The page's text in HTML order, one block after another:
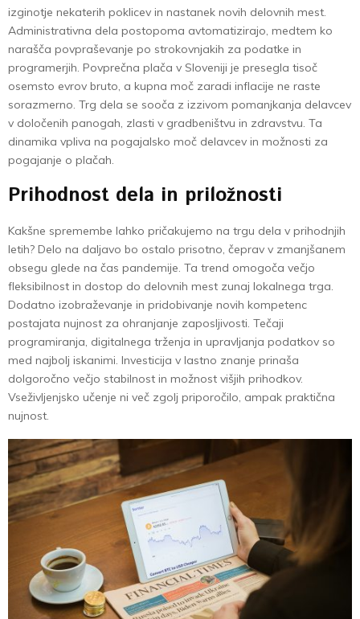
izginotje nekaterih poklicev in nastanek novih delovnih mest.
Administrativna dela postopoma avtomatizirajo, medtem ko
narašča povpraševanje po strokovnjakih za podatke in
programerjih. Povprečna plača v Sloveniji je presegla tisoč
osemsto evrov bruto, a kupna moč zaradi inflacije ne raste
sorazmerno. Trg dela se sooča z izzivom pomanjkanja delavcev
v določenih panogah, zlasti v gradbeništvu in zdravstvu. Ta
dinamika vpliva na pogajalsko moč delavcev in možnosti za
pogajanje o plačah.
Prihodnost dela in priložnosti
Kakšne spremembe lahko pričakujemo na trgu dela v prihodnjih
letih? Delo na daljavo bo ostalo prisotno, čeprav v zmanjšanem
obsegu glede na čas pandemije. Ta trend omogoča večjo
fleksibilnost in dostop do delovnih mest zunaj lokalnega trga.
Dodatno izobraževanje in pridobivanje novih kompetenc
postajata nujnost za ohranjanje zaposljivosti. Tečaji
programiranja, digitalnega trženja in upravljanja podatkov so
med najbolj iskanimi. Investicija v lastno znanje prinaša
dolgoročno večjo stabilnost in možnost višjih prihodkov.
Vseživljenjsko učenje ni več zgolj priporočilo, ampak praktična
nujnost.